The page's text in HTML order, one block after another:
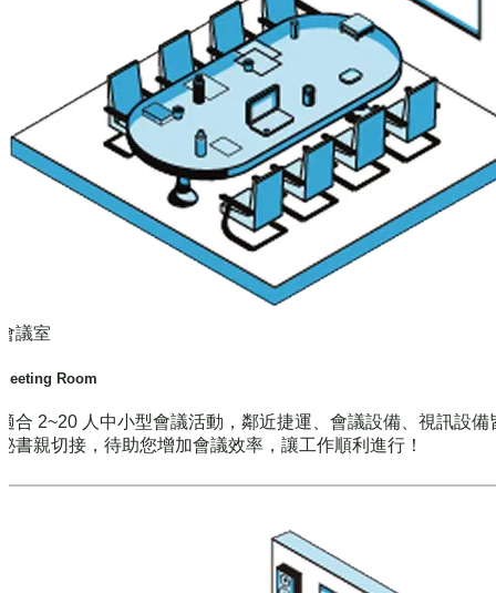
議室
Room
合 2~20 人中小型會議活動，鄰近捷運、會議設備、視訊設備
書親切接，待助您增加會議效率，讓工作順利進行！